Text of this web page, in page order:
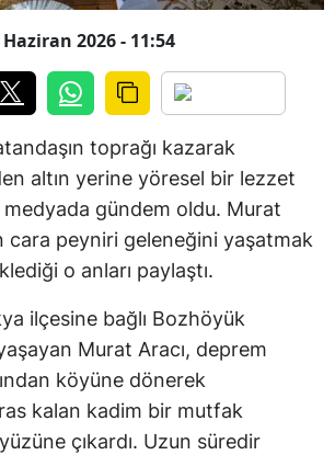
2026 - 11:54
toprağı kazarak
altın yerine yöresel bir lezzet
medyada gündem oldu. Murat
cara peyniri geleneğini yaşatmak
o anları paylaştı.
ilçesine bağlı Bozhöyük
Murat Aracı, deprem
köyüne dönerek
kalan kadim bir mutfak
çıkardı. Uzun süredir